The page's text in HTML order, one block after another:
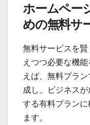
ホームペー
めの無料サ
無料サービスを
えつつ必要な機
えば、無料プラ
成し、ビジネス
する有料プラン
ます。